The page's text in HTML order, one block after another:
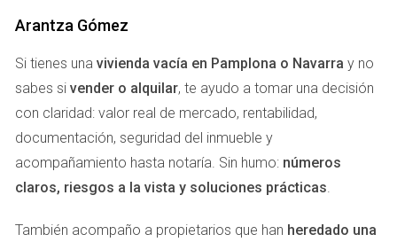
Vender una vivienda en Navarra en un contexto de
embargo, hay estrategias que pueden ayudar a optimizar la
venta. En esta sección, discutiremos cómo los propietarios
pueden adaptarse a las nuevas condiciones del mercado.
Un buen precio inicial y una presentación adecuada son
fundamentales.
CONTACTA AHORA
Arantza Gómez
Si tienes una vivienda vacía en Pamplona o Navarra y no
sabes si vender o alquilar, te ayudo a tomar una decisión
con claridad: valor real de mercado, rentabilidad,
documentación, seguridad del inmueble y
acompañamiento hasta notaría. Sin humo: números
claros, riesgos a la vista y soluciones prácticas.
También acompaño a propietarios que han heredado una